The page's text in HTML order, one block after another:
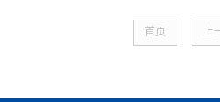
首页 上